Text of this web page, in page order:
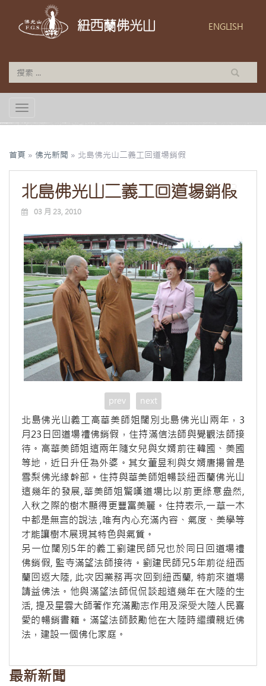
紐西蘭佛光山 ENGLISH
TOGGLE NAVIGATION
首頁 » 佛光新聞 » 北島佛光山二義工回道場銷假
北島佛光山二義工回道場銷假
03 月 23, 2010
prev next
北島佛光山義工高華美師姐闊別北島佛光山兩年，3
月23日回道場禮佛銷假，住持滿信法師與覺觀法師接
待。高華美師姐這兩年隨女兒與女婿前往韓國、美國
等地，近日升任為外婆。其女董昱利與女婿唐揚曾是
雪梨佛光緣幹部。住持與華美師姐暢談紐西蘭佛光山
這幾年的發展,華美師姐驚嘆道場比以前更綠意盎然,
入秋之際的樹木顯得更豐富美麗。住持表示,一草一木
中都是無言的說法 ,唯有內心充滿內容、氣度、美學等
才能讓樹木展現其特色與氣質。
另一位闊別5年的義工劉建民師兄也於同日回道場禮
佛銷假, 監寺滿望法師接待。劉建民師兄5年前從紐西
蘭回返大陸, 此次因業務再次回到紐西蘭, 特前來道場
請益佛法。他與滿望法師侃侃談起這幾年在大陸的生
活, 提及星雲大師著作充滿勵志作用及深受大陸人民喜
愛的暢銷書籍。滿望法師鼓勵他在大陸時繼續親近佛
法，建設一個佛化家庭。
最新新聞